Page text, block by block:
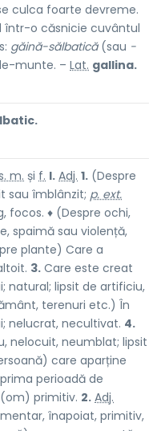
culca foarte devreme.
într-o căsnicie cuvântul
găină-sălbatică(sau -
munte. – Lat. gallina.
m. și f. I. Adj. 1. (Despre
sau îmblânzit; p. ext.
focos. ♦ (Despre ochi,
spaimă sau violență,
plante) Care a
3. Care este creat
natural; lipsit de artificiu,
terenuri etc.) În
nelucrat, necultivat. 4.
nelocuit, neumblat; lipsit
care aparține
perioadă de
primitiv. 2. Adj.
înapoiat, primitiv,